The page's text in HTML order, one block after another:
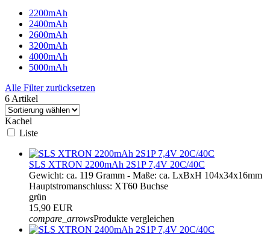
2200mAh
2400mAh
2600mAh
3200mAh
4000mAh
5000mAh
Alle Filter zurücksetzen
6 Artikel
Kachel
Liste
SLS XTRON 2200mAh 2S1P 7,4V 20C/40C
Gewicht: ca. 119 Gramm - Maße: ca. LxBxH 104x34x16mm
Hauptstromanschluss: XT60 Buchse
grün
15,90 EUR
compare_arrowsProdukte vergleichen